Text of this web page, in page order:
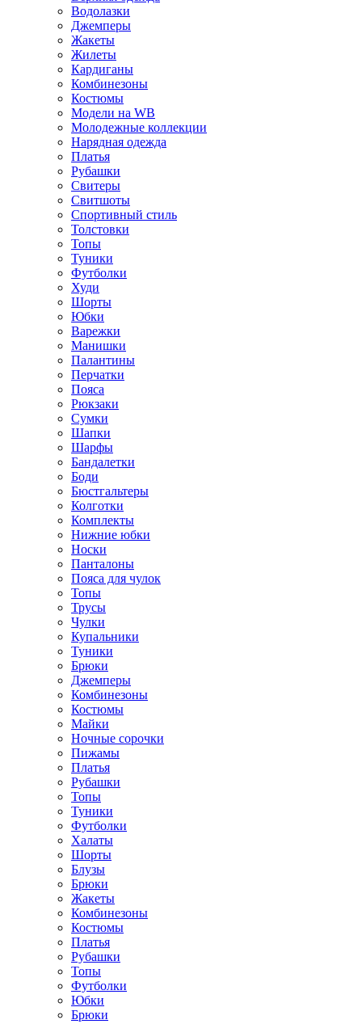
Водолазки
Джемперы
Жакеты
Жилеты
Кардиганы
Комбинезоны
Костюмы
Модели на WB
Молодежные коллекции
Нарядная одежда
Платья
Рубашки
Свитеры
Свитшоты
Спортивный стиль
Толстовки
Топы
Туники
Футболки
Худи
Шорты
Юбки
Варежки
Манишки
Палантины
Перчатки
Пояса
Рюкзаки
Сумки
Шапки
Шарфы
Бандалетки
Боди
Бюстгальтеры
Колготки
Комплекты
Нижние юбки
Носки
Панталоны
Поясa для чулок
Топы
Трусы
Чулки
Купальники
Туники
Брюки
Джемперы
Комбинезоны
Костюмы
Майки
Ночные сорочки
Пижамы
Платья
Рубашки
Топы
Туники
Футболки
Халаты
Шорты
Блузы
Брюки
Жакеты
Комбинезоны
Костюмы
Платья
Рубашки
Топы
Футболки
Юбки
Брюки